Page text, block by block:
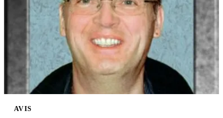
Publier un avis
Recherche
AVIS